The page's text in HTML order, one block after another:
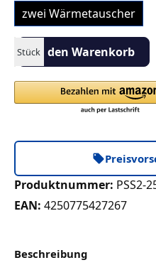
zwei Wärmetauscher
Produkt Anzahl: Gib den
StückIn den Warenkorb
Produktnummer: PSS2-
EAN: 4250775427267
Beschreibung